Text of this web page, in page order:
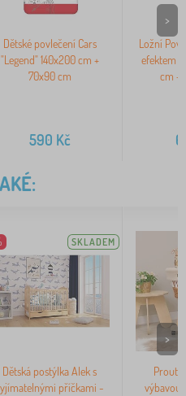
Dětské povlečení Cars
"Legend" 140x200 cm +
70x90 cm
590 Kč
Ložní
efektem
cm +
>
SKLADEM
Dětská postýlka Alek s
příčkami -
výbavou
>